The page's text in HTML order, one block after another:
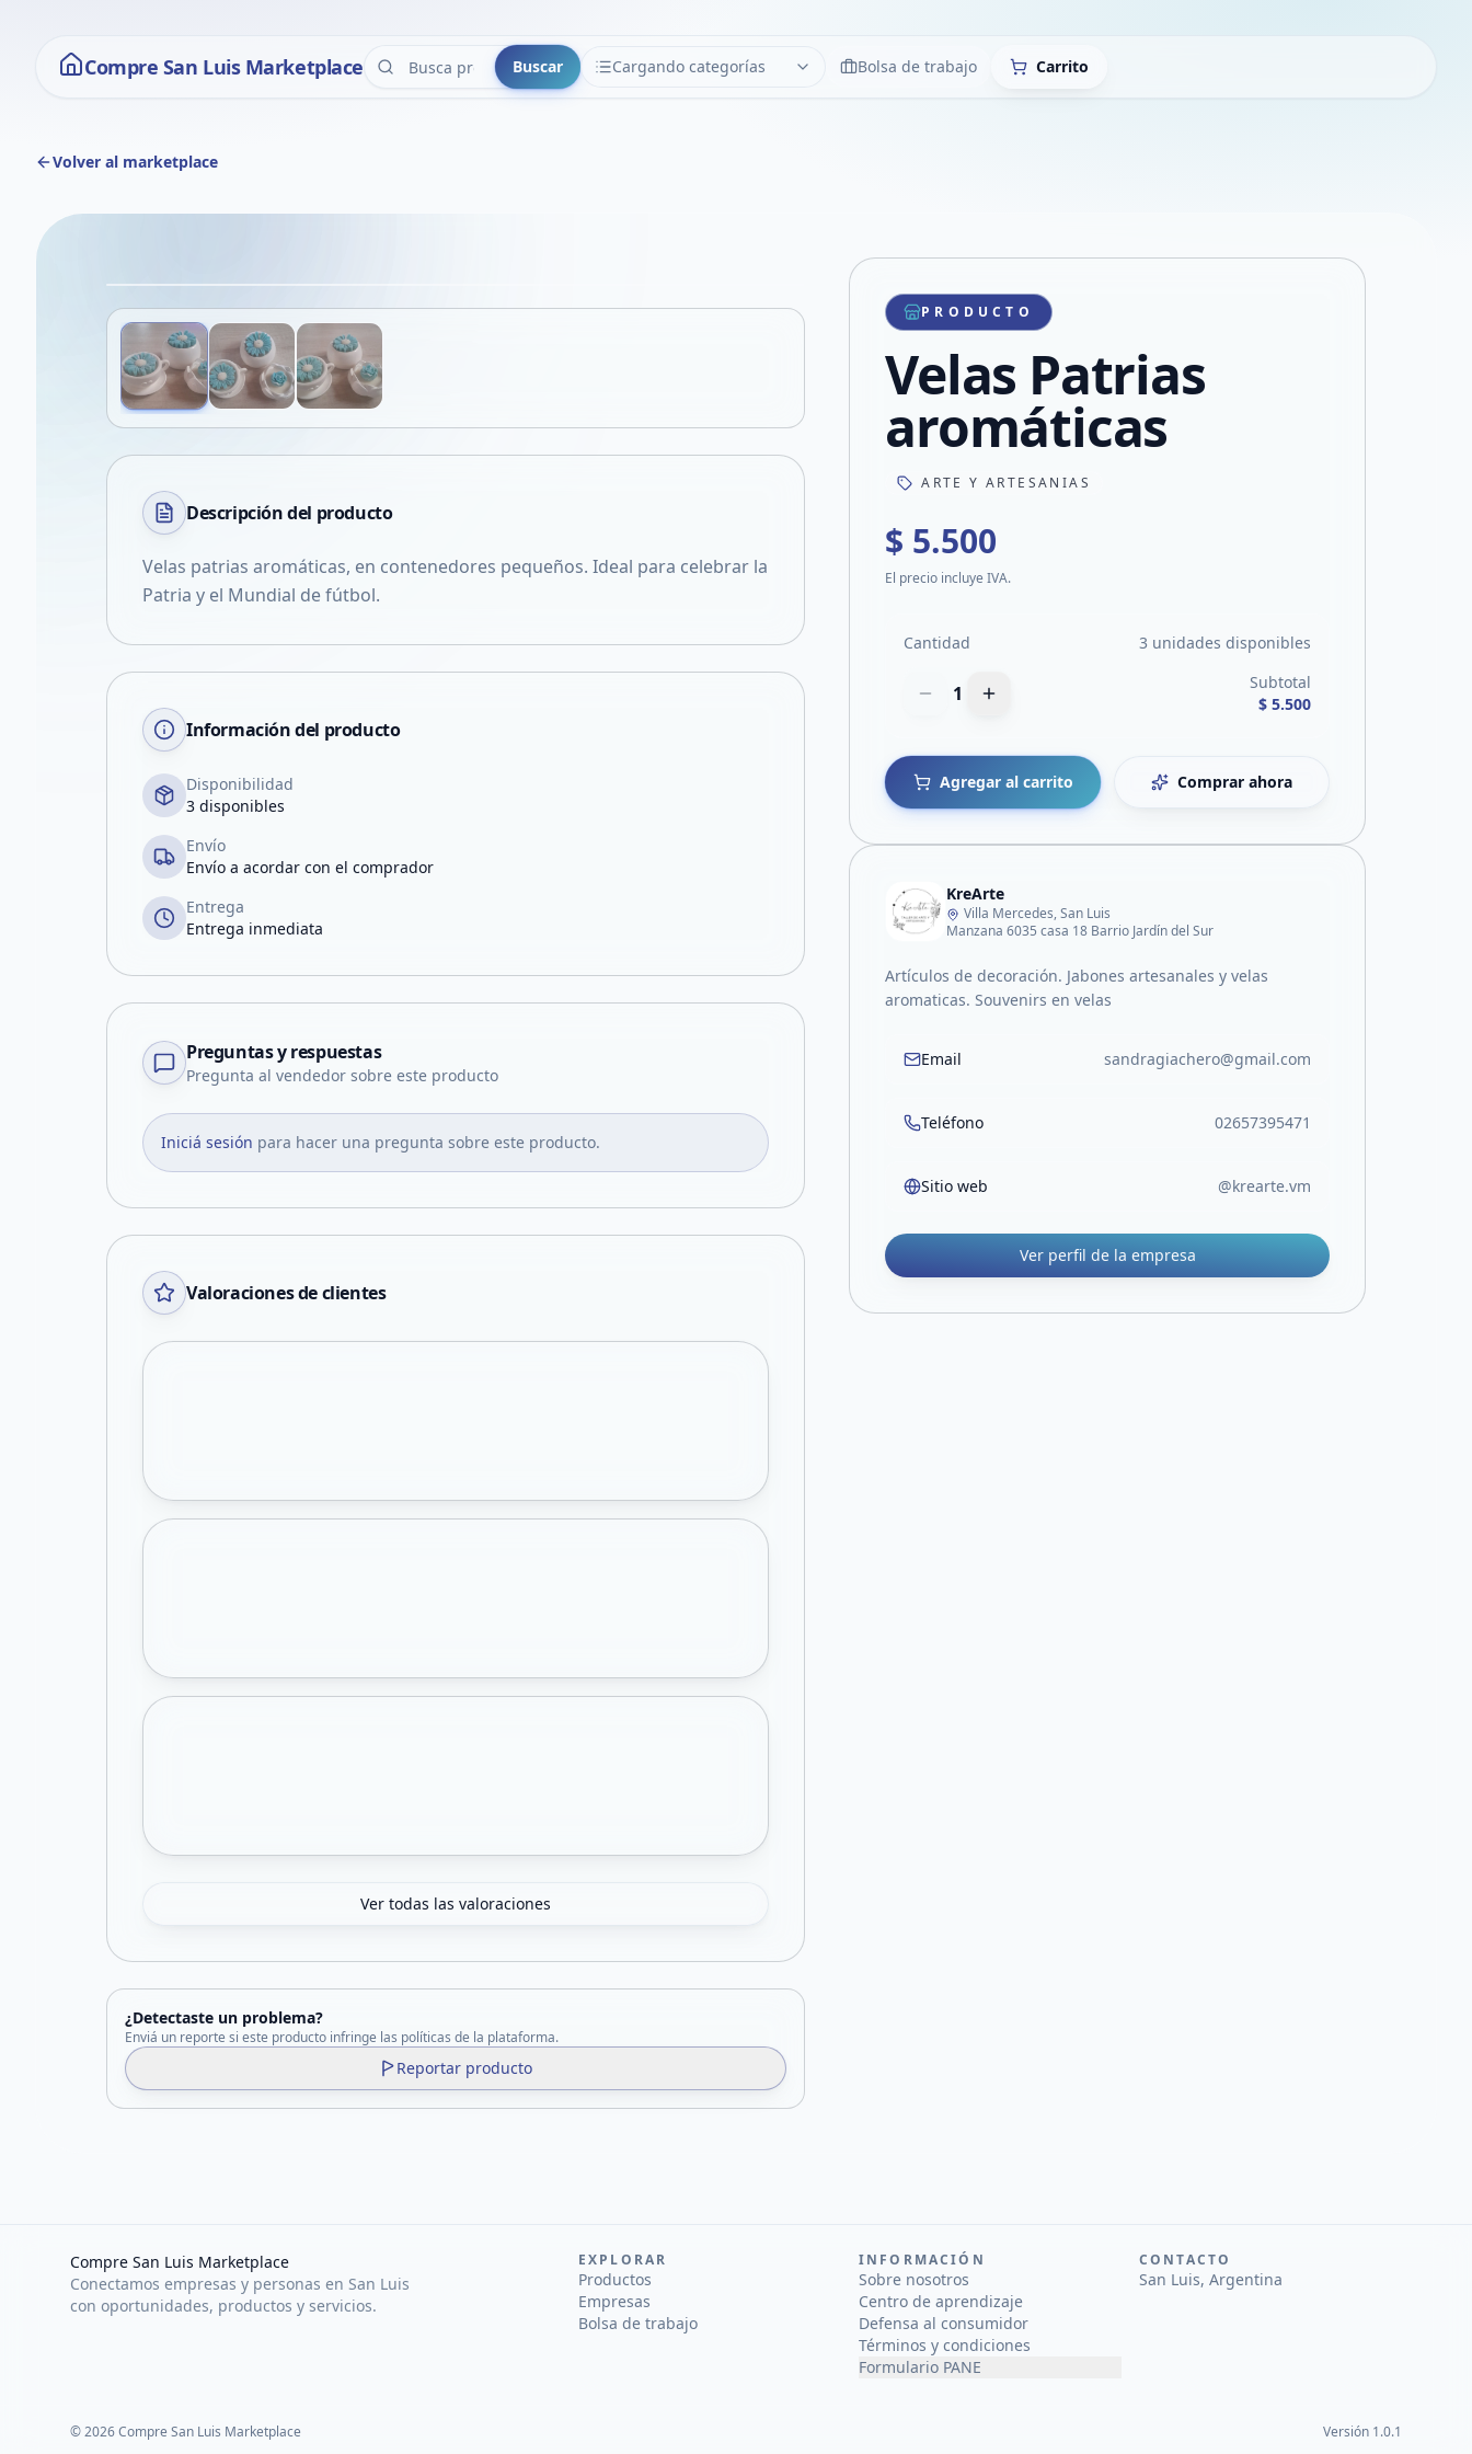
Compre San Luis Marketplace Buscar Cargando categorías
CATEGORÍAS LimpiarBolsa de trabajo Carrito
Volver al marketplace
Compartir producto
Compartir por WhatsApp
Compartir por mail
Compartir en Facebook
Descripción del producto
Velas patrias aromáticas, en contenedores pequeños. Ideal para celebrar la
Patria y el Mundial de fútbol.
Información del producto
Disponibilidad
3 disponibles
Envío
Envío a acordar con el comprador
Entrega
Entrega inmediata
Preguntas y respuestas
Pregunta al vendedor sobre este producto
Iniciá sesión para hacer una pregunta sobre este producto.
Valoraciones de clientes
Ver todas las valoraciones
¿Detectaste un problema?
Enviá un reporte si este producto infringe las políticas de la plataforma.
Reportar producto
PRODUCTO
Velas Patrias
aromáticas
ARTE Y ARTESANIAS
$ 5.500
El precio incluye IVA.
Cantidad 3 unidades disponibles
1
Subtotal
$ 5.500
Agregar al carrito Comprar ahora
KreArte
Villa Mercedes, San Luis
Manzana 6035 casa 18 Barrio Jardín del Sur
Artículos de decoración. Jabones artesanales y velas
aromaticas. Souvenirs en velas
Email sandragiachero@gmail.com
Teléfono 02657395471
Sitio web @krearte.vm
Ver perfil de la empresa
Compre San Luis Marketplace
Conectamos empresas y personas en San Luis
con oportunidades, productos y servicios.
EXPLORAR
Productos
Empresas
Bolsa de trabajo
INFORMACIÓN
Sobre nosotros
Centro de aprendizaje
Defensa al consumidor
Términos y condiciones
Formulario PANE
CONTACTO
San Luis, Argentina
©2026Compre San Luis Marketplace Versión 1.0.1